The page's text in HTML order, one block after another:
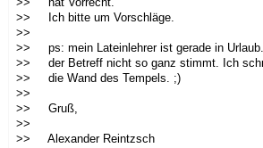
>> Ich bitte um Vorschläge.
>>
>> ps: mein Lateinlehrer ist gerade in
>> der Betreff nicht so ganz stimmt. Ich
>> die Wand des Tempels. ;)
>>
>> Gruß,
>>
>> Alexander Reintzsch